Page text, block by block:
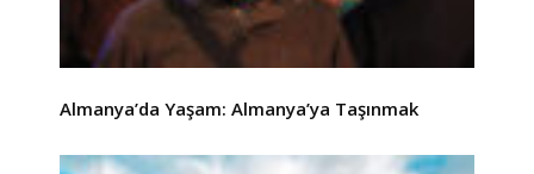
Almanya’da Yaşam: Almanya’ya Taşınmak